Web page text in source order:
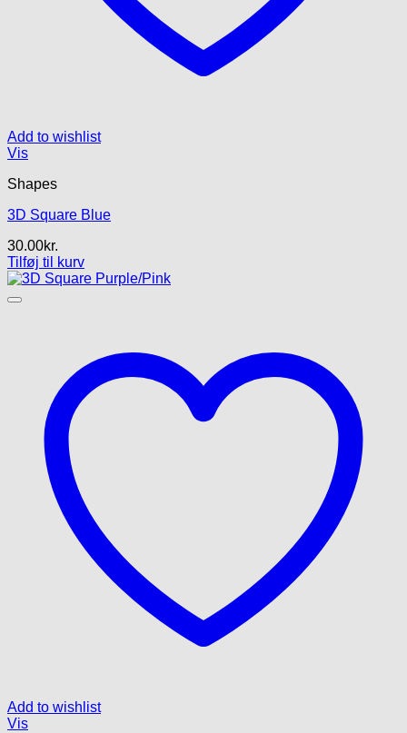
Add to wishlist
Vis
Shapes
3D Square Blue
30.00kr.
Tilføj til kurv
Add to wishlist
Vis